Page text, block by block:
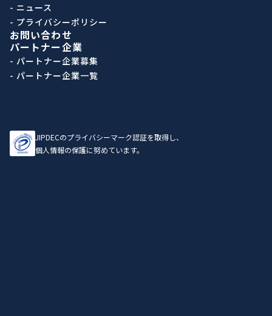
- ニュース
- プライバシーポリシー
お問い合わせ
パートナー企業
- パートナー企業募集
- パートナー企業一覧
JIPDECのプライバシーマーク認証を取得し、
個人情報の保護に努めています。